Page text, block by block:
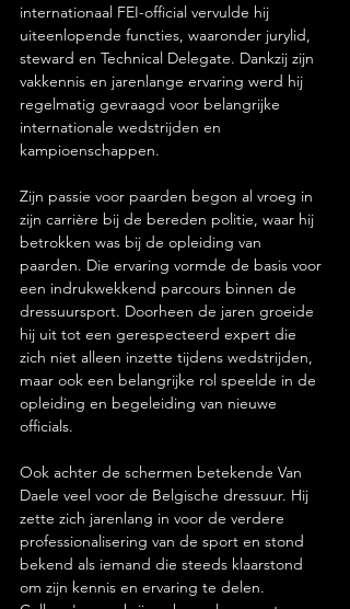
internationaal FEI-official vervulde hij
uiteenlopende functies, waaronder jurylid,
steward en Technical Delegate. Dankzij zijn
vakkennis en jarenlange ervaring werd hij
regelmatig gevraagd voor belangrijke
internationale wedstrijden en
kampioenschappen.
Zijn passie voor paarden begon al vroeg in
zijn carrière bij de bereden politie, waar hij
betrokken was bij de opleiding van
paarden. Die ervaring vormde de basis voor
een indrukwekkend parcours binnen de
dressuursport. Doorheen de jaren groeide
hij uit tot een gerespecteerd expert die
zich niet alleen inzette tijdens wedstrijden,
maar ook een belangrijke rol speelde in de
opleiding en begeleiding van nieuwe
officials.
Ook achter de schermen betekende Van
Daele veel voor de Belgische dressuur. Hij
zette zich jarenlang in voor de verdere
professionalisering van de sport en stond
bekend als iemand die steeds klaarstond
om zijn kennis en ervaring te delen.